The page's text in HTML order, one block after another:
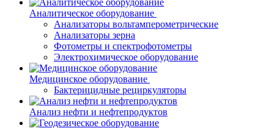
Аналитическое оборудование
Анализаторы вольтамперометрические
Анализаторы зерна
Фотометры и спектрофотометры
Электрохимическое оборудование
Медицинское оборудование
Бактерицидные рециркуляторы
Анализ нефти и нефтепродуктов